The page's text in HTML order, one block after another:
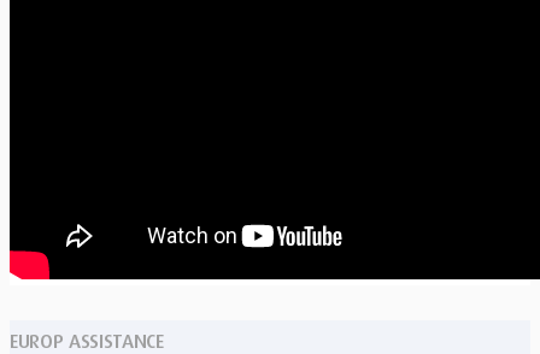
EUROP ASSISTANCE